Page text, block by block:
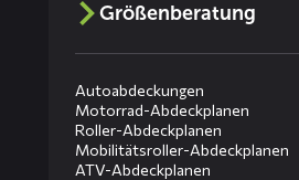
Größenberatung
Autoabdeckungen
Motorrad-Abdeckplanen
Roller-Abdeckplanen
Mobilitätsroller-Abdeckplanen
ATV-Abdeckplanen